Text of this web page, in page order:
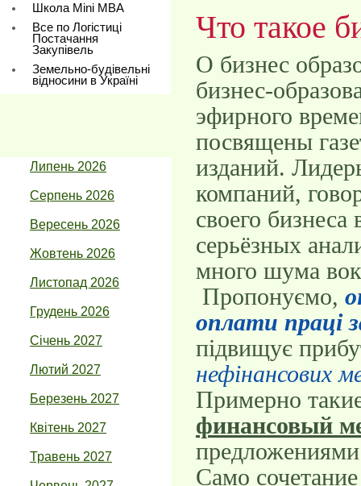
Школа Mini МBA
Все по Логістиці
Постачання
Закупівель
Земельно-будівельні
відносини в Україні
Липень 2026
Серпень 2026
Вересень 2026
Жовтень 2026
Листопад 2026
Грудень 2026
Січень 2027
Лютий 2027
Березень 2027
Квітень 2027
Травень 2027
Что такое
О бизнес
бизнес-
эфирного
посвящены
изданий.
компаний,
своего
серьёзных
много шума
Пропонуємо,
оплати праці
підвищує
нефінансових
Примерно
финансовый
Само